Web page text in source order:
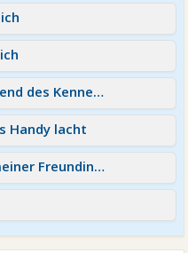
Frau ist viel am Handy während des Kennenlernens Long
Handy lacht
Nachricht auf dem Handy meiner Freundin gelesen